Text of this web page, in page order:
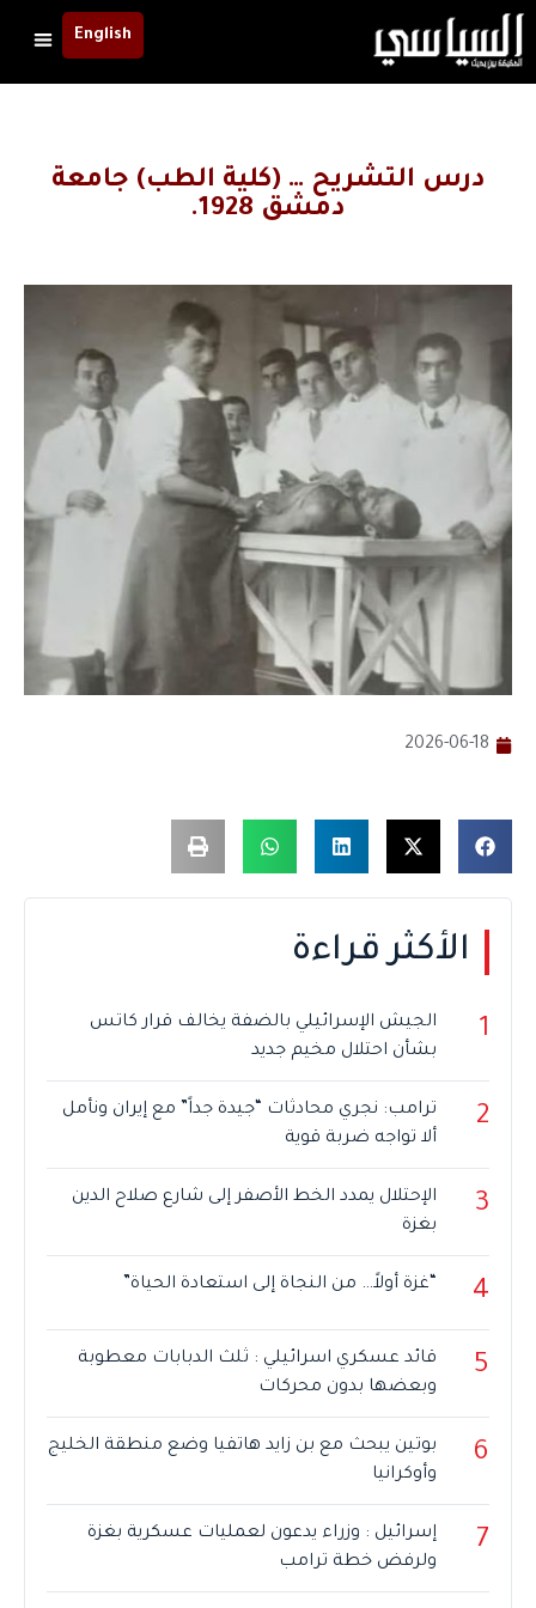
English
درس التشريح … (كلية الطب) جامعة
دمشق 1928.
2026-06-18
الأكثر قراءة
1
الجيش الإسرائيلي بالضفة يخالف قرار كاتس
بشأن احتلال مخيم جديد
2
ترامب: نجري محادثات “جيدة جداً” مع إيران ونأمل
ألا تواجه ضربة قوية
3
الإحتلال يمدد الخط الأصفر إلى شارع صلاح الدين
بغزة
4 “غزة أولاً… من النجاة إلى استعادة الحياة”
5
قائد عسكري اسرائيلي : ثلث الدبابات معطوبة
وبعضها بدون محركات
6
بوتين يبحث مع بن زايد هاتفيا وضع منطقة الخليج
وأوكرانيا
7
إسرائيل : وزراء يدعون لعمليات عسكرية بغزة
ولرفض خطة ترامب